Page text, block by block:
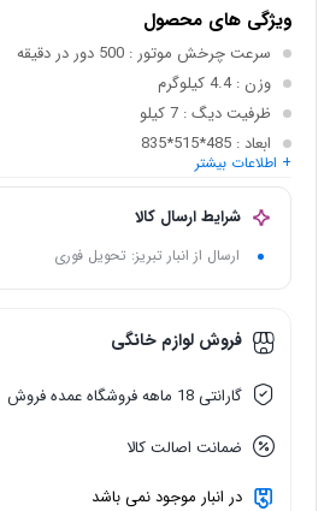
ویژگی های محصول
سرعت چرخش موتور : 500 دور در دقیقه
وزن : 4.4 کیلوگرم
ظرفیت دیگ: 7 کیلو
ابعاد: 485*515*835
زاویه باز شدن در
پشتیبانی از برنامه هاب خاص
+ اطلاعات بیشتر
شرایط ارسال کالا
ارسال از انبار تبریز: تحویل فوری
فروش لوازم خانگی
گارانتی 18 ماهه فروشگاه عمده فروش
ضمانت اصالت کالا
در انبار موجود نمی باشد